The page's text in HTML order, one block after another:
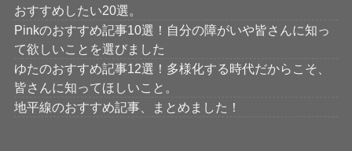
おすすめしたい20選。
Pinkのおすすめ記事10選！自分の障がいや皆さんに知っ
て欲しいことを選びました
ゆたのおすすめ記事12選！多様化する時代だからこそ、
皆さんに知ってほしいこと。
地平線のおすすめ記事、まとめました！